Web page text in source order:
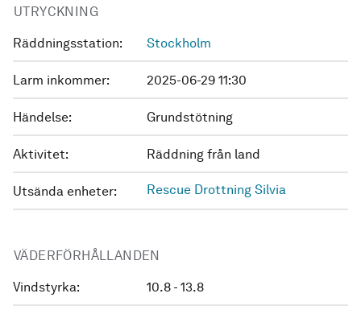
UTRYCKNING
Räddningsstation: Stockholm
Larm inkommer: 2025-06-29 11:30
Händelse: Grundstötning
Aktivitet: Räddning från land
Utsända enheter: Rescue Drottning Silvia
VÄDERFÖRHÅLLANDEN
Vindstyrka: 10.8 - 13.8